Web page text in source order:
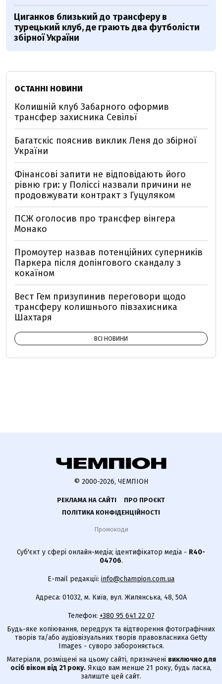
Циганков близький до трансферу в
турецький клуб, де грають два футболісти
збірної України
ОСТАННІ НОВИНИ
Колишній клуб Забарного оформив
трансфер захисника Севільї
Багатскіс пояснив виклик Леня до збірної
України
Фінансові запити не відповідають його
рівню гри: у Поліссі назвали причини не
продовжувати контракт з Гуцуляком
ПСЖ оголосив про трансфер вінгера
Монако
Промоутер назвав потенційних суперників
Паркера після допінгового скандалу з
кокаїном
Вест Гем призупинив переговори щодо
трансферу колишнього півзахисника
Шахтаря
ВСІ НОВИНИ
© 2000-2026, ЧЕМПІОН
РЕКЛАМА НА САЙТІ
ПРО ПРОЄКТ
ПОЛІТИКА КОНФІДЕНЦІЙНОСТІ
Промокоди
Суб'єкт у сфері онлайн-медіа; ідентифікатор медіа - R40-
04706.
E-mail редакції: info@champion.com.ua
Адреса: 01032, м. Київ, вул. Жилянська, 48, 50А
Телефон: +380 95 641 22 07
Будь-яке копіювання, передрук та відтворення фотографічних
творів та/або аудіовізуальних творів правовласника Getty
Images - суворо забороняється.
Матеріали, розміщені на цьому сайті, призначені виключно для
осіб віком від 21 року. Якщо вам менше 21 року, будь ласка,
залиште цей сайт.